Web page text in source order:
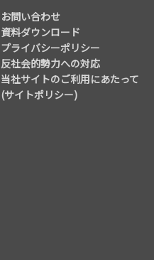
お問い合わせ
資料ダウンロード
プライバシーポリシー
反社会的勢力への対応
当社サイトのご利用にあたって
(サイトポリシー)